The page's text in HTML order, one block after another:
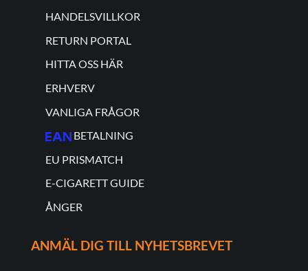
HANDELSVILLKOR
RETURN PORTAL
HITTA OSS HÄR
ERHVERV
VANLIGA FRÅGOR
BETALNING
EU PRISMATCH
E-CIGARETT GUIDE
ÅNGER
ANMÄL DIG TILL NYHETSBREVET